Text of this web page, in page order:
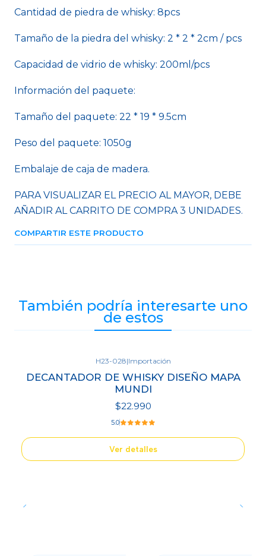
Cantidad de piedra de whisky: 8pcs
Tamaño de la piedra del whisky: 2 * 2 * 2cm / pcs
Capacidad de vidrio de whisky: 200ml/pcs
Información del paquete:
Tamaño del paquete: 22 * 19 * 9.5cm
Peso del paquete: 1050g
Embalaje de caja de madera.
PARA VISUALIZAR EL PRECIO AL MAYOR, DEBE
AÑADIR AL CARRITO DE COMPRA 3 UNIDADES.
COMPARTIR ESTE PRODUCTO
También podría interesarte uno
de estos
H23-028|Importación
DECANTADOR DE WHISKY DISEÑO MAPA
MUNDI
$22.990
5.0
Ver detalles